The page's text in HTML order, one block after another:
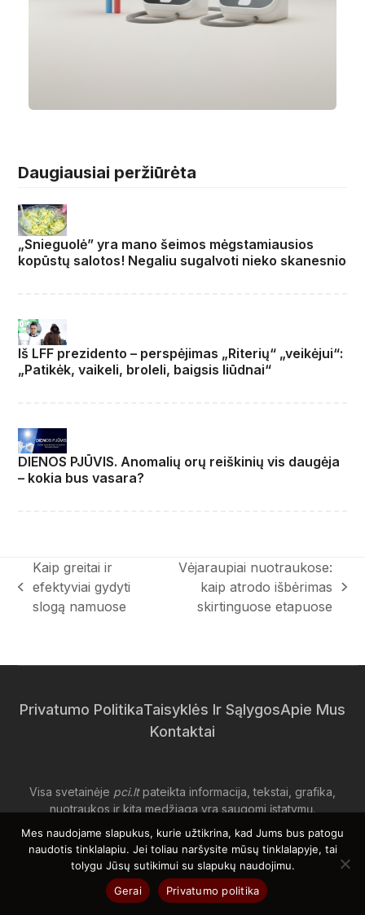
Daugiausiai peržiūrėta
„Snieguolė” yra mano šeimos mėgstamiausios
kopūstų salotos! Negaliu sugalvoti nieko skanesnio
Iš LFF prezidento – perspėjimas „Riterių“ „veikėjui“:
„Patikėk, vaikeli, broleli, baigsis liūdnai“
DIENOS PJŪVIS. Anomalių orų reiškinių vis daugėja
– kokia bus vasara?
previous
post:
Kaip greitai ir
efektyviai gydyti
slogą namuose
Vėjaraupiai nuotraukose:
kaip atrodo išbėrimas
skirtinguose etapuose
Privatumo PolitikaTaisyklės Ir SąlygosApie Mus
Kontaktai
Visa svetainėje pci.ltpateikta informacija, tekstai, grafika,
nuotraukos ir kita medžiaga yra saugomi įstatymų.
Draudžiama bet kokiu būdu kopijuoti, dauginti, platinti ar
kitaip naudoti svetainės turinį be išankstinio raštiško pci.lt
savininkų sutikimo.
Bet koks neteisėtas naudojimas bus laikomas autorių teisių
Mes naudojame slapukus, kurie užtikrina, kad Jums bus patogu
naudotis tinklalapiu. Jei toliau naršysite mūsų tinklalapyje, tai
tolygu Jūsų sutikimui su slapukų naudojimu.
Gerai
Privatumo politika